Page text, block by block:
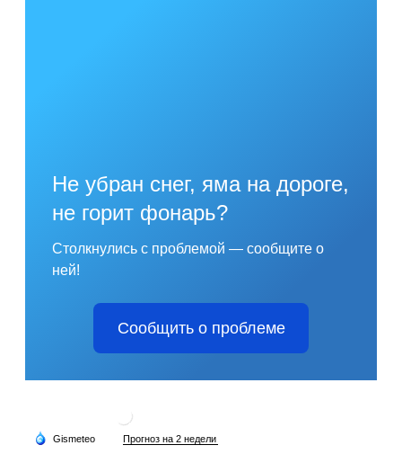
Не убран снег, яма на дороге,
не горит фонарь?
Столкнулись с проблемой — сообщите о
ней!
Сообщить о проблеме